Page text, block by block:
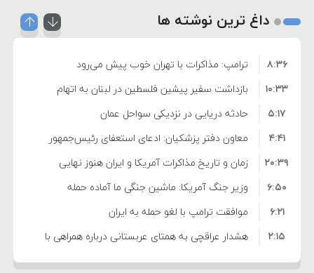
داغ ترین نوشته ها
ترامپ: مذاکرات با تهران خوب پیش می‌رود
۸:۳۶
بازداشت سفیر پیشین فلسطین در لبنان به اتهام
فساد و اختلاس اموال
۱۰:۳۳
حادثه دریایی در نزدیکی سواحل عمان
۵:۱۷
معاون دفتر پزشکیان: ادعای استعفای رئیس‌جمهور
واهی و کذب محض است
۴:۴۱
زمان و تاریخ مذاکرات آمریکا و ایران هنوز نهایی
نشده است
۲۰:۳۹
وزیر جنگ آمریکا: ماشین جنگی ما آماده حمله
نظامی علیه ایران است
۶:۵۰
موافقت ترامپ با لغو حمله به ایران
۶:۲۱
هشدار عراقچی به همتای عربستانی درباره همراهی با
آمریکا
۲:۱۵
مقام ارشد امنیتی: برنامه گسترده‌ای برای پاسخ به
۷:۱۰